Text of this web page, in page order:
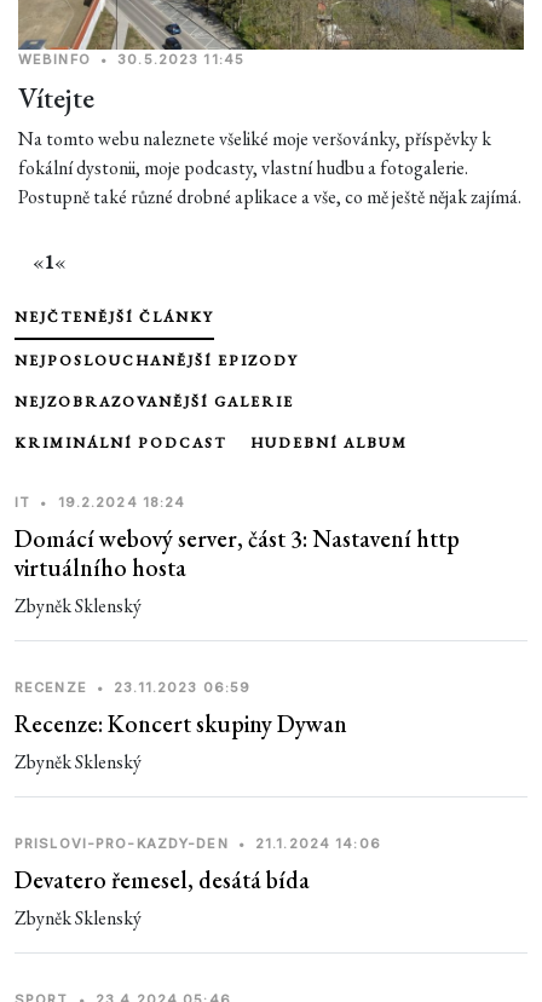
WEBINFO • 30.5.2023 11:45
Vítejte
Na tomto webu naleznete všeliké moje veršovánky, příspěvky k
fokální dystonii, moje podcasty, vlastní hudbu a fotogalerie.
Postupně také různé drobné aplikace a vše, co mě ještě nějak zajímá.
«1«
NEJČTENĚJŠÍ ČLÁNKY
NEJPOSLOUCHANĚJŠÍ EPIZODY
NEJZOBRAZOVANĚJŠÍ GALERIE
KRIMINÁLNÍ PODCAST HUDEBNÍ ALBUM
IT • 19.2.2024 18:24
Domácí webový server, část 3: Nastavení http
virtuálního hosta
Zbyněk Sklenský
RECENZE • 23.11.2023 06:59
Recenze: Koncert skupiny Dywan
Zbyněk Sklenský
PRISLOVI-PRO-KAZDY-DEN • 21.1.2024 14:06
Devatero řemesel, desátá bída
Zbyněk Sklenský